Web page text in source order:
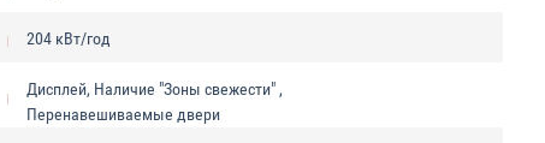
204 кВт/год
Дисплей, Наличие "Зоны свежести" ,
Перенавешиваемые двери